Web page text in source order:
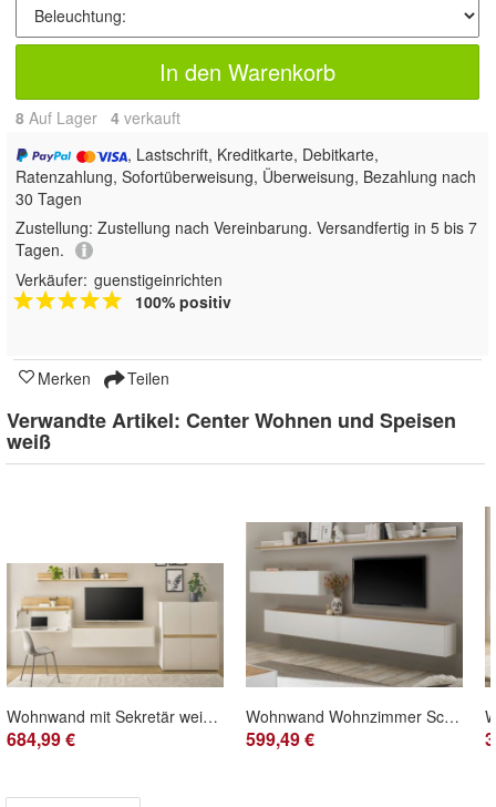
In den Warenkorb
8 Auf Lager 4 verkauft
, Lastschrift, Kreditkarte, Debitkarte,
Ratenzahlung, Sofortüberweisung, Überweisung, Bezahlung nach
30 Tagen
Zustellung: Zustellung nach Vereinbarung. Versandfertig in 5 bis 7
Tagen.
Verkäufer: guenstigeinrichten
100% positiv
Merken Teilen
Verwandte Artikel: Center Wohnen und Speisen
weiß
Wohnwand mit Sekretär weiß Wotan Eiche Wohnzimmer Schrankwand Home Office Center
684,99 €
Wohnwand Wohnzimmer Schrankwand Möbel Set weiß Eiche Wotan Hängeschränke Center
599,49 €